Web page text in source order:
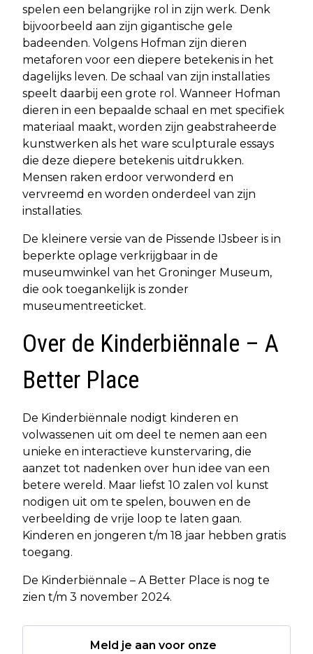
spelen een belangrijke rol in zijn werk. Denk
bijvoorbeeld aan zijn gigantische gele
badeenden. Volgens Hofman zijn dieren
metaforen voor een diepere betekenis in het
dagelijks leven. De schaal van zijn installaties
speelt daarbij een grote rol. Wanneer Hofman
dieren in een bepaalde schaal en met specifiek
materiaal maakt, worden zijn geabstraheerde
kunstwerken als het ware sculpturale essays
die deze diepere betekenis uitdrukken.
Mensen raken erdoor verwonderd en
vervreemd en worden onderdeel van zijn
installaties.
De kleinere versie van de Pissende IJsbeer is in
beperkte oplage verkrijgbaar in de
museumwinkel van het Groninger Museum,
die ook toegankelijk is zonder
museumentreeticket.
Over de Kinderbiënnale – A
Better Place
De Kinderbiënnale nodigt kinderen en
volwassenen uit om deel te nemen aan een
unieke en interactieve kunstervaring, die
aanzet tot nadenken over hun idee van een
betere wereld. Maar liefst 10 zalen vol kunst
nodigen uit om te spelen, bouwen en de
verbeelding de vrije loop te laten gaan.
Kinderen en jongeren t/m 18 jaar hebben gratis
toegang.
De Kinderbiënnale – A Better Place is nog te
zien t/m 3 november 2024.
Meld je aan voor onze